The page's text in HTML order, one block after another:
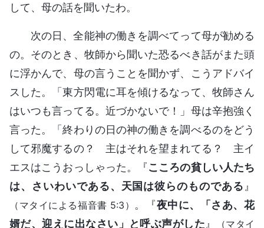
して、母の話を聞いたわ。
次の日、全能神の働きを調べてって母が勧める
の。そのとき、牧師から聞いた恐るべき話がまた頭
に浮かんで、母の言うことを聞かず、こうアドバイ
スした。「東方閃電に耳を傾けるなって、牧師さん
はいつも言ってる。近づかないで！」母は辛抱強く
言った。「終わりの日の神の働きを調べるのをどう
して邪魔するの？ 主はそれを望まれてる？ 主イ
エスはこうおっしゃった。『こころの貧しい人たち
は、さいわいである、天国は彼らのものである 』
（マタイによる福音書 5:3） 。『夜中に、「さあ、花
婿だ、迎えに出なさい」と呼ぶ声がした 』 （マタイ